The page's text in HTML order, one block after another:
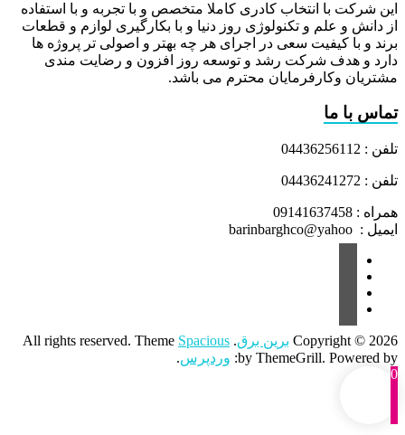
این شرکت با انتخاب کادری کاملا متخصص و با تجربه و با استفاده
از دانش و علم و تکنولوژی روز دنیا و با بکارگیری لوازم و قطعات
برند و با کیفیت سعی در اجرای هر چه بهتر و اصولی تر پروژه ها
دارد و هدف شرکت رشد و توسعه روز افزون و رضایت مندی
مشتریان وکارفرمایان محترم می باشد.
تماس با ما
تلفن : 04436256112
تلفن : 04436241272
همراه : 09141637458
ایمیل : barinbarghco@yahoo
Copyright © 2026 برین برق. All rights reserved. Theme
Spacious
by ThemeGrill. Powered by: وردپرس.
0